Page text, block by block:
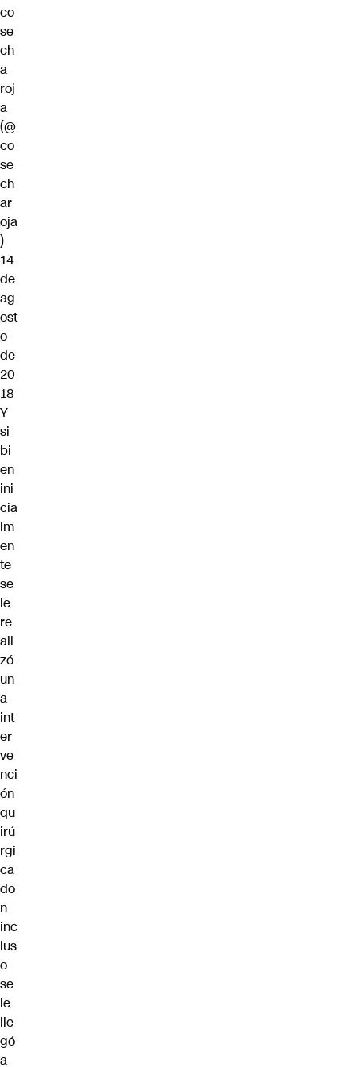
co
se
ch
a
roj
a
(@
co
se
ch
ar
oja
)
14
de
ag
ost
o
de
20
18
Y
si
bi
en
ini
cia
lm
en
te
se
le
re
ali
zó
un
a
int
er
ve
nci
ón
qu
irú
rgi
ca
do
n
inc
lus
o
se
le
lle
gó
a